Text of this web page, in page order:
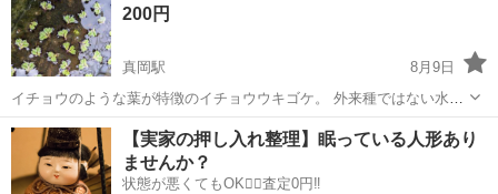
キティちゃん
200円
真岡駅
8月9日
イチョウのような葉が特徴のイチョウウキゴケ。 外来種ではない水草
の1つです。 20個ぐらいお渡しします。 ビオトープにおすすめです
栃木 真岡市 真岡駅 年中行事用品 イチョウウキゴケ
【実家の押し入れ整理】眠っている人形あり
ませんか？
状態が悪くてもOK🙆‍♀️査定0円‼️